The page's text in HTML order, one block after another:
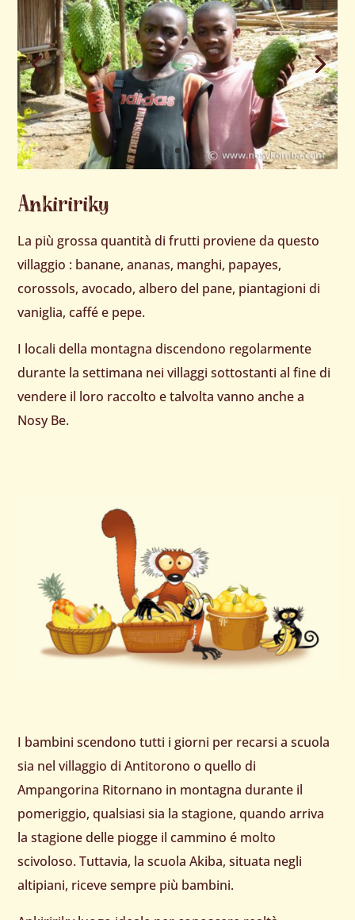
Ankiririky
La più grossa quantità di frutti proviene da questo
villaggio : banane, ananas, manghi, papayes,
corossols, avocado, albero del pane, piantagioni di
vaniglia, caffé e pepe.
I locali della montagna discendono regolarmente
durante la settimana nei villaggi sottostanti al fine di
vendere il loro raccolto e talvolta vanno anche a
Nosy Be.
I bambini scendono tutti i giorni per recarsi a scuola
sia nel villaggio di Antitorono o quello di
Ampangorina Ritornano in montagna durante il
pomeriggio, qualsiasi sia la stagione, quando arriva
la stagione delle piogge il cammino é molto
scivoloso. Tuttavia, la scuola Akiba, situata negli
altipiani, riceve sempre più bambini.